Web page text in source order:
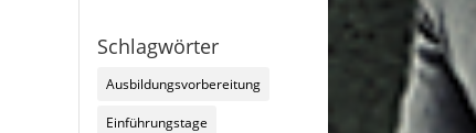
Schlagwörter
Ausbildungsvorbereitung
Einführungstage